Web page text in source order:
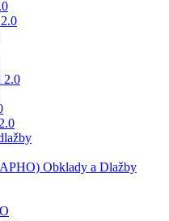
2.0
Obklady a Dlažby